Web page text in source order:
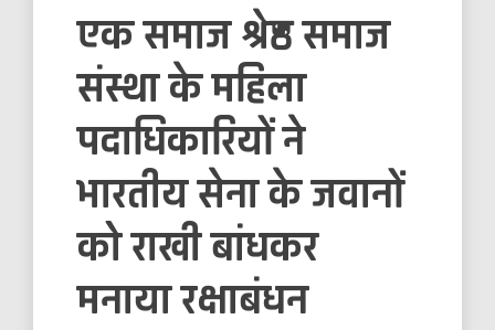
एक समाज श्रेष्ठ समाज
संस्था के महिला
पदाधिकारियों ने
भारतीय सेना के जवानों
को राखी बांधकर
मनाया रक्षाबंधन